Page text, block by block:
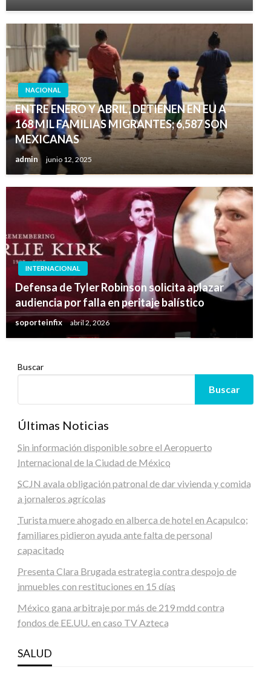
NACIONAL
ENTRE ENERO Y ABRIL, DETIENEN EN EU A
168 MIL FAMILIAS MIGRANTES; 6,587 SON
MEXICANAS
admin junio 12, 2025
INTERNACIONAL
Defensa de Tyler Robinson solicita aplazar
audiencia por falla en peritaje balístico
soporteinfix abril 2, 2026
Buscar
Buscar
Últimas Noticias
Sin información disponible sobre el Aeropuerto
Internacional de la Ciudad de México
SCJN avala obligación patronal de dar vivienda y comida
a jornaleros agrícolas
Turista muere ahogado en alberca de hotel en Acapulco;
familiares pidieron ayuda ante falta de personal
capacitado
Presenta Clara Brugada estrategia contra despojo de
inmuebles con restituciones en 15 días
México gana arbitraje por más de 219 mdd contra
fondos de EE.UU. en caso TV Azteca
SALUD